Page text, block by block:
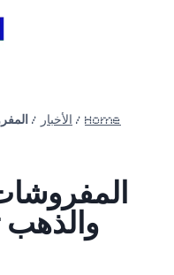
Home
/ الأخبار /